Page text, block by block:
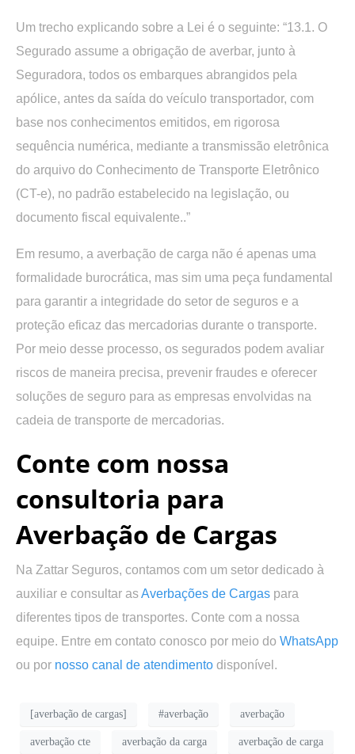
Um trecho explicando sobre a Lei é o seguinte: “13.1. O
Segurado assume a obrigação de averbar, junto à
Seguradora, todos os embarques abrangidos pela
apólice, antes da saída do veículo transportador, com
base nos conhecimentos emitidos, em rigorosa
sequência numérica, mediante a transmissão eletrônica
do arquivo do Conhecimento de Transporte Eletrônico
(CT-e), no padrão estabelecido na legislação, ou
documento fiscal equivalente..”
Em resumo, a averbação de carga não é apenas uma
formalidade burocrática, mas sim uma peça fundamental
para garantir a integridade do setor de seguros e a
proteção eficaz das mercadorias durante o transporte.
Por meio desse processo, os segurados podem avaliar
riscos de maneira precisa, prevenir fraudes e oferecer
soluções de seguro para as empresas envolvidas na
cadeia de transporte de mercadorias.
Conte com nossa
consultoria para
Averbação de Cargas
Na Zattar Seguros, contamos com um setor dedicado à
auxiliar e consultar asAverbações de Cargas para
diferentes tipos de transportes. Conte com a nossa
equipe. Entre em contato conosco por meio do WhatsApp
ou por nosso canal de atendimento disponível.
[averbação de cargas] #averbação averbação
averbação cte averbação da carga averbação de carga